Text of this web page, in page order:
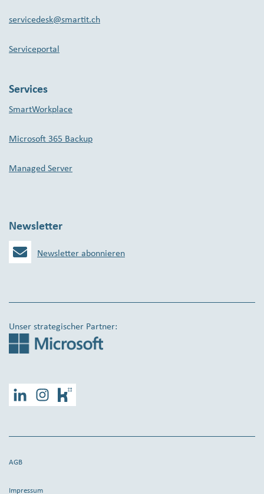
servicedesk@smartit.ch
Serviceportal
Services
SmartWorkplace
Microsoft 365 Backup
Managed Server
Newsletter
Newsletter abonnieren
Unser strategischer Partner:
LinkedInInstagramKununu
AGB
Impressum